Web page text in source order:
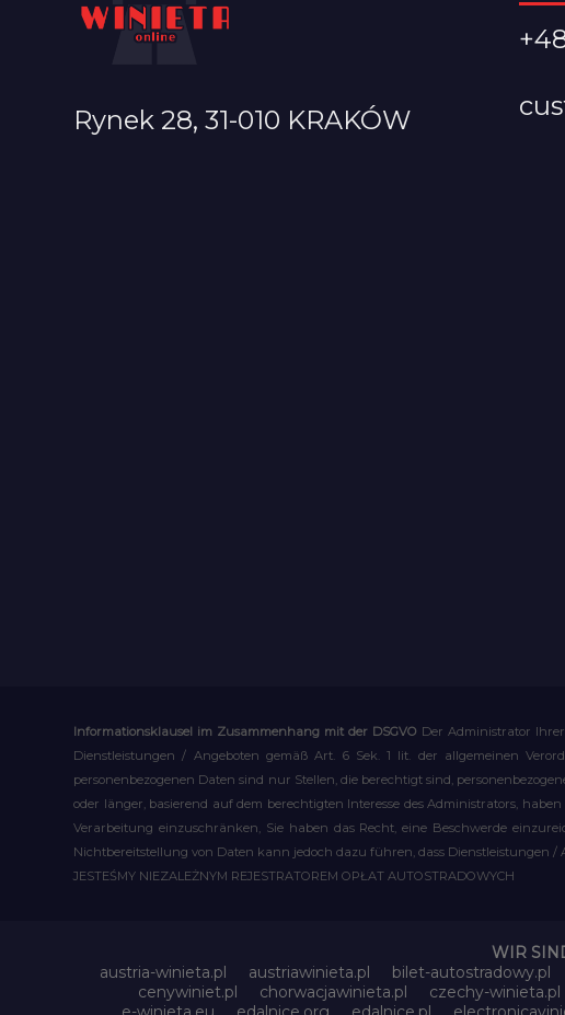
Rynek 28, 31-010 KRAKÓW
Informationsklausel im Zusammenhang mit der DSGVO Der Administrator
Dienstleistungen / Angeboten gemäß Art. 6 Sek. 1 lit. der allgemeinen
personenbezogenen Daten sind nur Stellen, die berechtigt sind,
oder länger, basierend auf dem berechtigten Interesse des Administrators,
Verarbeitung einzuschränken, Sie haben das Recht, eine Beschwerde
Nichtbereitstellung von Daten kann jedoch dazu führen, dass Dienstleistungen
JESTEŚMY NIEZALEŻNYM REJESTRATOREM OPŁAT AUTOSTRADOWYCH
WIR
austria-winieta.pl
austriawinieta.pl bilet-autostradowy.pl
cenywiniet.pl
chorwacjawinieta.pl czechy-winieta.pl